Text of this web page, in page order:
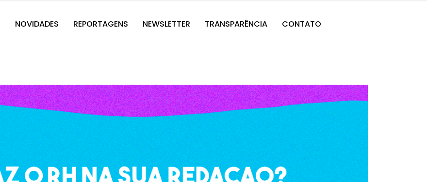
NOVIDADES REPORTAGENS NEWSLETTER TRANSPARÊNCIA CONTATO